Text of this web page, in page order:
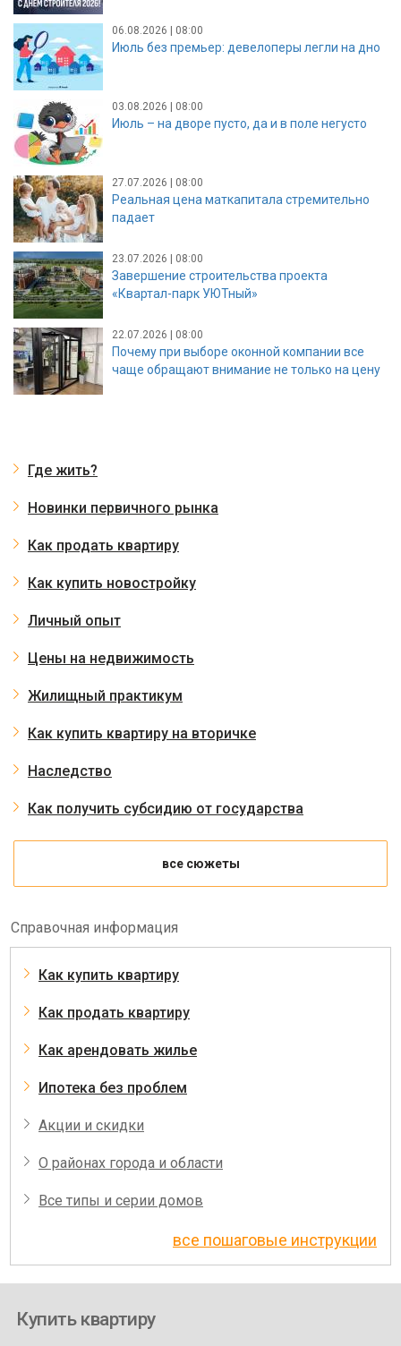
06.08.2026 | 08:00
Июль без премьер: девелоперы легли на дно
03.08.2026 | 08:00
Июль – на дворе пусто, да и в поле негусто
27.07.2026 | 08:00
Реальная цена маткапитала стремительно
падает
23.07.2026 | 08:00
Завершение строительства проекта
«Квартал-парк УЮТный»
22.07.2026 | 08:00
Почему при выборе оконной компании все
чаще обращают внимание не только на цену
Где жить?
Новинки первичного рынка
Как продать квартиру
Как купить новостройку
Личный опыт
Цены на недвижимость
Жилищный практикум
Как купить квартиру на вторичке
Наследство
Как получить субсидию от государства
все сюжеты
Справочная информация
Как купить квартиру
Как продать квартиру
Как арендовать жилье
Ипотека без проблем
Акции и скидки
О районах города и области
Все типы и серии домов
все пошаговые инструкции
Купить квартиру